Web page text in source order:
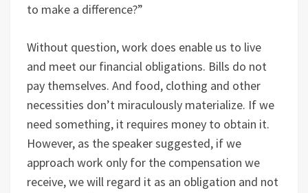
to make a difference?”
Without question, work does enable us to live
and meet our financial obligations. Bills do not
pay themselves. And food, clothing and other
necessities don’t miraculously materialize. If we
need something, it requires money to obtain it.
However, as the speaker suggested, if we
approach work only for the compensation we
receive, we will regard it as an obligation and not